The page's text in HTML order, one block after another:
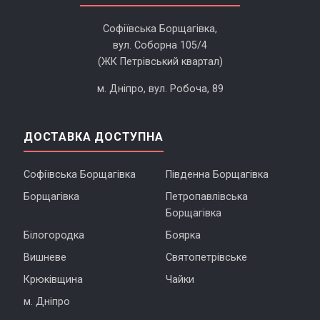
Софіївська Борщагівка,
вул. Соборна 105/4
(ЖК Петрівський квартал)
м. Дніпро, вул. Робоча, 89
ДОСТАВКА ДОСТУПНА
Софіївська Борщагівка
Південна Борщагівка
Борщагівка
Петропавлівська
Борщагівка
Білогородка
Боярка
Вишневе
Святопетрівське
Крюківщина
Чайки
м. Дніпро